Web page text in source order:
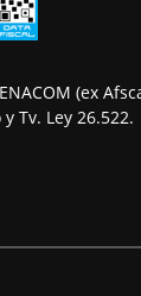
(ex
Tv. Ley 26.522.